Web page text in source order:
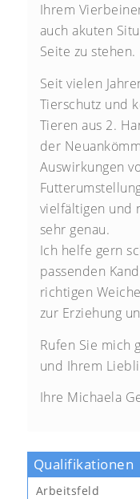
Ihrem
auch akuten
Seite zu stehen.
Seit vielen
Tierschutz und
Tieren aus 2.
der
Auswirkungen
vielfältigen und
sehr genau.
Ich helfe gern
passenden
richtigen
zur Erziehung
Rufen Sie mich
und Ihrem
Ihre Michaela
Qualifikationen
Arbeitsfeld